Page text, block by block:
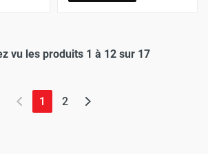
vu les produits 1 à 12 sur 17
1 (page actuelle)
2